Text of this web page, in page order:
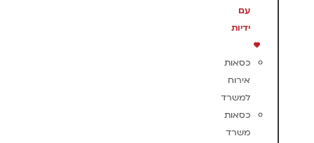
עם
ידיות
כסאות
אירוח
למשרד
כסאות
משרד